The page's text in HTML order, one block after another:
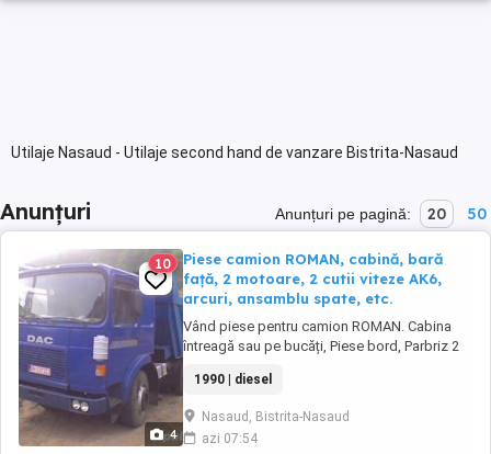
Utilaje Nasaud - Utilaje second hand de vanzare Bistrita-Nasaud
Anunțuri Anunțuri pe pagină: 20 50
4
10
Piese camion ROMAN, cabină, bară
față, 2 motoare, 2 cutii viteze AK6,
arcuri, ansamblu spate, etc.
Vând piese pentru camion ROMAN. Cabina
întreagă sau pe bucăți, Piese bord, Parbriz 2
Compresor, Pompa ITO, Radiator 2 bucăți,
Turbosuflantă 2 bucăți, Cutie de viteze AK 6 2
bucăți, Casetă direcție cu dublu circuit, Arcuri
suspensie față 4 bucăți, Arcuri suspensie ...
1990 | diesel
Nasaud, Bistrita-Nasaud
azi 07:54